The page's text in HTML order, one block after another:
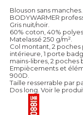
Blouson sans manches.
BODYWARMER
Gris nuit/noir.
60% coton, 40%
Matelassé 250 g/m².
Col montant, 2
intérieure, 1 porte
mains-libres, 2 poches
Empiècements et
900D.
Taille resserrable par
Dos long. Voir le